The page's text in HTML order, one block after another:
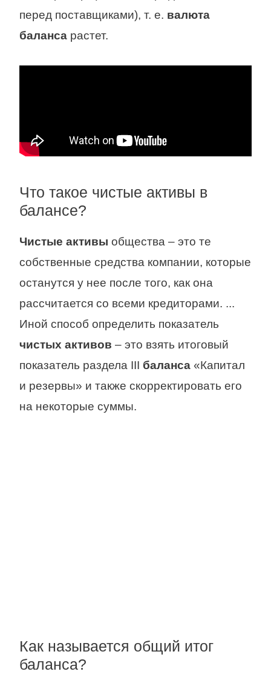
перед поставщиками), т. е. валюта
баланса растет.
Что такое чистые активы в
балансе?
Чистые активы общества – это те
собственные средства компании, которые
останутся у нее после того, как она
рассчитается со всеми кредиторами. ...
Иной способ определить показатель
чистых активов – это взять итоговый
показатель раздела III баланса «Капитал
и резервы» и также скорректировать его
на некоторые суммы.
Как называется общий итог
баланса?